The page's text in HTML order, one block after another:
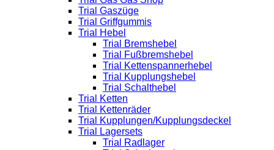
Trial Gaszüge
Trial Griffgummis
Trial Hebel
Trial Bremshebel
Trial Fußbremshebel
Trial Kettenspannerhebel
Trial Kupplungshebel
Trial Schalthebel
Trial Ketten
Trial Kettenräder
Trial Kupplungen/Kupplungsdeckel
Trial Lagersets
Trial Radlager